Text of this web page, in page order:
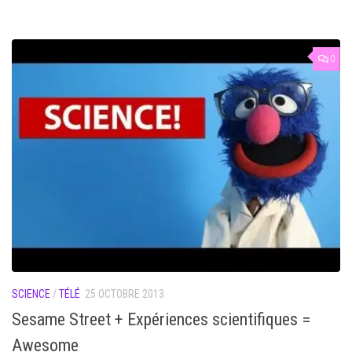
0
SCIENCE /TÉLÉ 25 OCTOBRE 2013
Sesame Street + Expériences scientifiques =
Awesome